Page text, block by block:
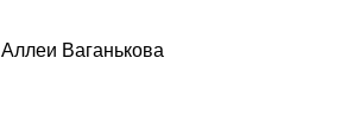
Аллеи Ваганькова